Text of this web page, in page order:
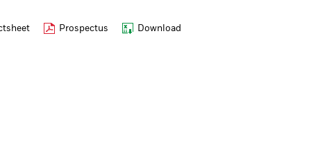
Chile
Prospectus Download